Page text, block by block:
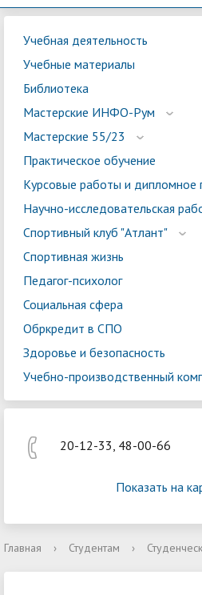
Учебная деятельность
Учебные материалы
Библиотека
Мастерские ИНФО-Рум
Мастерские 55/23
Практическое обучение
Курсовые работы и дипломное
Научно-исследовательская
Спортивный клуб "Атлант"
Спортивная жизнь
Педагог-психолог
Социальная сфера
Обркредит в СПО
Здоровье и безопасность
Учебно-производственный
20-12-33, 48-00-66
Показать на
Главная › Студентам ›